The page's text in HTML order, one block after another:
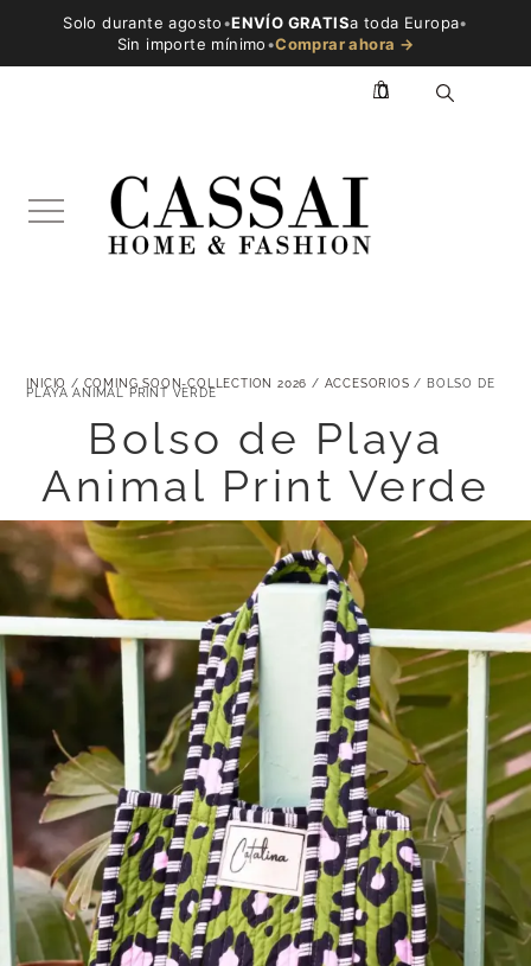
Solo durante agosto•ENVÍO GRATISa toda Europa•
Sin importe mínimo•Comprar ahora →
0
INICIO / COMING SOON-COLLECTION 2026 / ACCESORIOS / BOLSO DE
PLAYA ANIMAL PRINT VERDE
Bolso de Playa
Animal Print Verde